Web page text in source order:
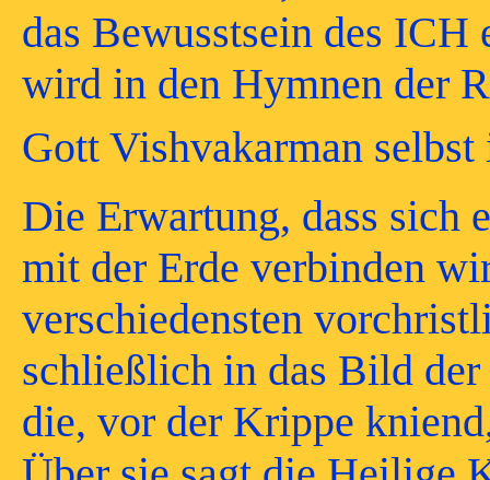
das Bewusstsein des ICH
wird in den Hymnen der
Gott Vishvakarman
Die Erwartung, dass sich
mit der Erde verbinden
verschiedensten
schließlich in das Bild der
die, vor der Krippe